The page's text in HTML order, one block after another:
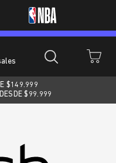
$149.999
$99.999